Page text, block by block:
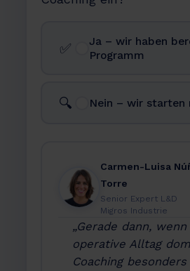
✅
Ja – wir haben
Programm
🔍 Nein – wir starten
Carmen-Luisa
Torre
Senior Expert L&D
Migros Industrie
„Gerade dann,
operative Alltag
Coaching